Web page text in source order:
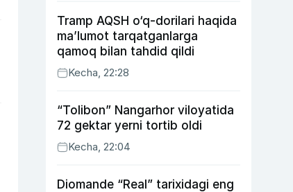
Tramp AQSH o‘q-dorilari haqida
ma’lumot tarqatganlarga
qamoq bilan tahdid qildi
Kecha, 22:28
“Tolibon” Nangarhor viloyatida
72 gektar yerni tortib oldi
Kecha, 22:04
Diomande “Real” tarixidagi eng